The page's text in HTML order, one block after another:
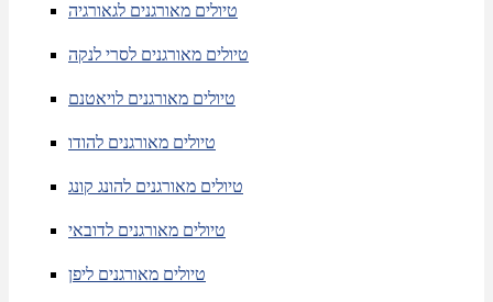
טיולים מאורגנים לגאורגיה
טיולים מאורגנים לסרי לנקה
טיולים מאורגנים לויאטנם
טיולים מאורגנים להודו
טיולים מאורגנים להונג קונג
טיולים מאורגנים לדובאי
טיולים מאורגנים ליפן